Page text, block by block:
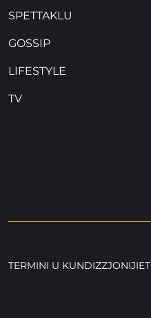
SPETTAKLU
GOSSIP
LIFESTYLE
TV
TERMINI U KUNDIZZJONIJIET